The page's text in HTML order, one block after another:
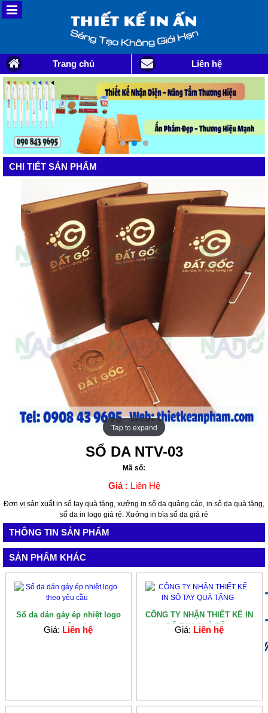
Trang chủ Liên hệ
CHI TIẾT SẢN PHẨM
Tap to expand
Tap to expand
SỔ DA NTV-03
Mã số:
Giá : Liên Hệ
Đơn vị sản xuất in sổ tay quà tặng, xưởng in sổ da quảng cáo, in sổ da quà tặng,
sổ da in logo giá rẻ. Xưởng in bìa sổ da giá rẻ
THÔNG TIN SẢN PHẨM
SẢN PHẨM KHÁC
Sổ da dán gáy ép nhiệt logo
theo yêu cầu
Giá: Liên hệ
CÔNG TY NHẬN THIẾT KẾ IN
SỔ TAY QUÀ TẶ...
Giá: Liên hệ